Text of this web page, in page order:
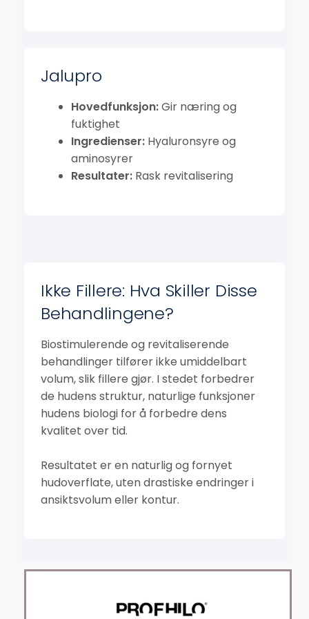
Jalupro
Hovedfunksjon:Gir næring og
fuktighet
Ingredienser: Hyaluronsyre og
aminosyrer
Resultater: Rask revitalisering
Ikke Fillere: Hva Skiller Disse
Behandlingene?
Biostimulerende og revitaliserende
behandlinger tilfører ikke umiddelbart
volum, slik fillere gjør. I stedet forbedrer
de hudens struktur, naturlige funksjoner
hudens biologi for å forbedre dens
kvalitet over tid.
Resultatet er en naturlig og fornyet
hudoverflate, uten drastiske endringer i
ansiktsvolum eller kontur.